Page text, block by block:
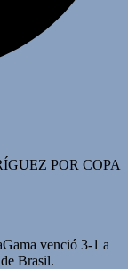
POR COPA
venció 3-1 a
Brasil.